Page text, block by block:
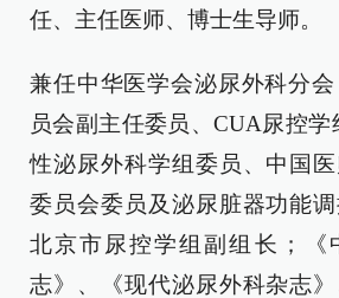
任、主任医师、博士生导师。
兼任中华医学会泌尿外科分
员会副主任委员、CUA尿控
性泌尿外科学组委员、中国
委员会委员及泌尿脏器功能调
北京市尿控学组副组长；《
志》、《现代泌尿外科杂志